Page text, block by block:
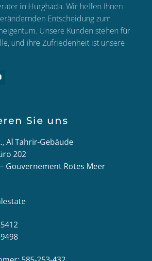
in Hurghada. Wir helfen Ihnen
Entscheidung zum
Unsere Kunden stehen für
und ihre Zufriedenheit ist unsere
Sie uns
Al Tahrir-Gebäude
202
Gouvernement Rotes Meer